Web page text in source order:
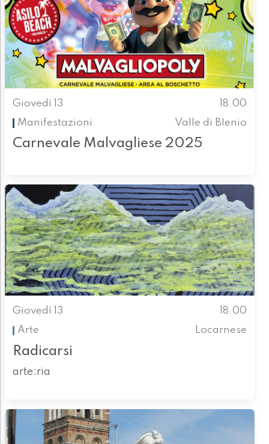
Giovedì 13
18.00
Manifestazioni
Valle di Blenio
Carnevale Malvagliese 2025
Giovedì 13
18.00
Arte
Locarnese
Radicarsi
arte:ria